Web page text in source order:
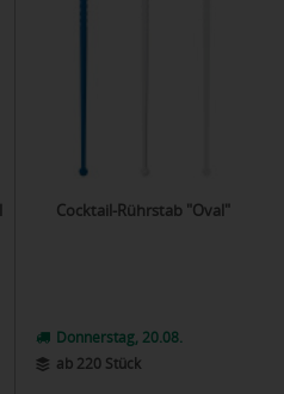
Cocktail-Rührstab "Oval"
Donnerstag, 20.08.
ab 220 Stück